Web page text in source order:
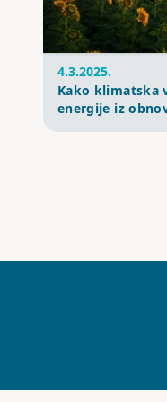
4.3.2025.
Kako klimatska
energije iz